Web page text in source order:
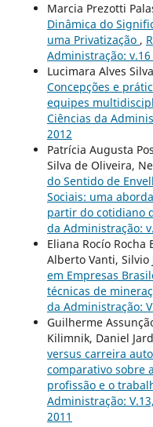
Marcia Prezotti
Dinâmica do
uma Privatização ,
Administração:
Lucimara Alves
Concepções e
equipes
Ciências da
2012
Patrícia Augusta
Silva de Oliveira,
do Sentido de
Sociais: uma
partir do cotidiano
da Administração:
Eliana Rocío
Alberto Vanti, Silvio
em Empresas
técnicas de
da Administração:
Guilherme
Kilimnik, Daniel
versus carreira
comparativo sobre
profissão e o
Administração:
2011